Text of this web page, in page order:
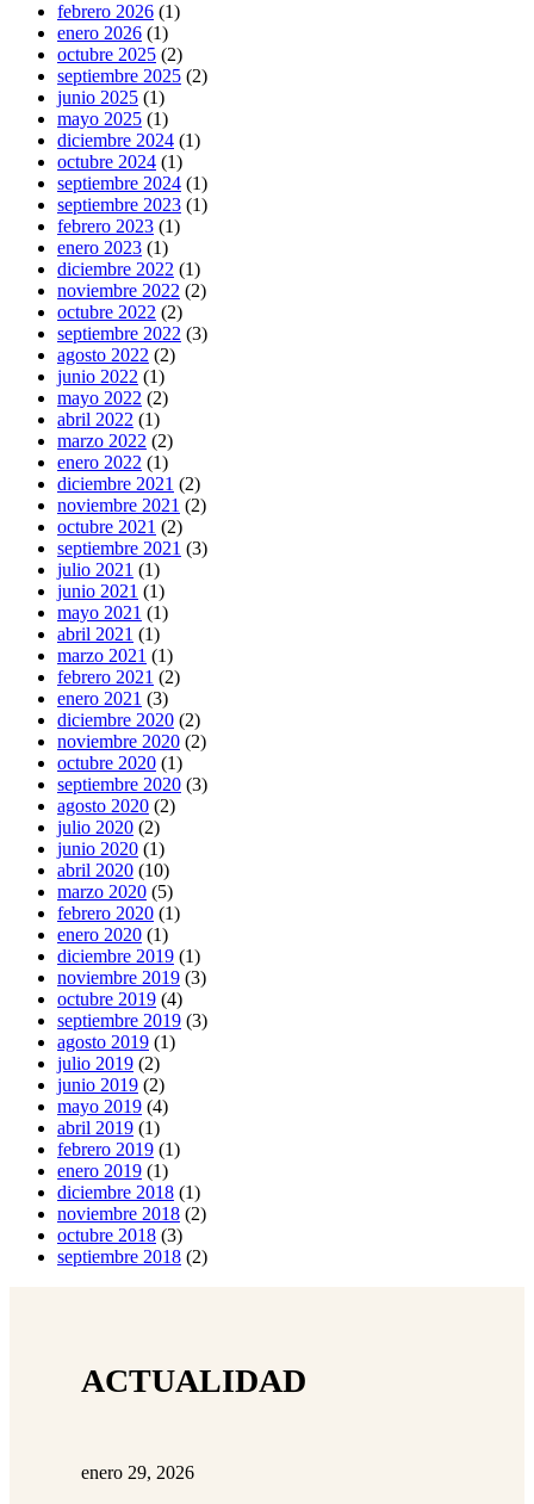
febrero 2026 (1)
enero 2026 (1)
octubre 2025 (2)
septiembre 2025 (2)
junio 2025 (1)
mayo 2025 (1)
diciembre 2024 (1)
octubre 2024 (1)
septiembre 2024 (1)
septiembre 2023 (1)
febrero 2023 (1)
enero 2023 (1)
diciembre 2022 (1)
noviembre 2022 (2)
octubre 2022 (2)
septiembre 2022 (3)
agosto 2022 (2)
junio 2022 (1)
mayo 2022 (2)
abril 2022 (1)
marzo 2022 (2)
enero 2022 (1)
diciembre 2021 (2)
noviembre 2021 (2)
octubre 2021 (2)
septiembre 2021 (3)
julio 2021 (1)
junio 2021 (1)
mayo 2021 (1)
abril 2021 (1)
marzo 2021 (1)
febrero 2021 (2)
enero 2021 (3)
diciembre 2020 (2)
noviembre 2020 (2)
octubre 2020 (1)
septiembre 2020 (3)
agosto 2020 (2)
julio 2020 (2)
junio 2020 (1)
abril 2020 (10)
marzo 2020 (5)
febrero 2020 (1)
enero 2020 (1)
diciembre 2019 (1)
noviembre 2019 (3)
octubre 2019 (4)
septiembre 2019 (3)
agosto 2019 (1)
julio 2019 (2)
junio 2019 (2)
mayo 2019 (4)
abril 2019 (1)
febrero 2019 (1)
enero 2019 (1)
diciembre 2018 (1)
noviembre 2018 (2)
octubre 2018 (3)
septiembre 2018 (2)
ACTUALIDAD
enero 29, 2026